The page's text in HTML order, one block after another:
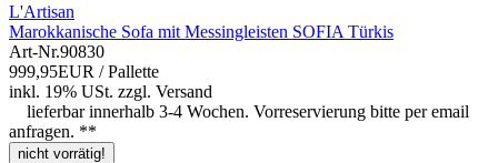
L'Artisan
Marokkanische Sofa mit Messingleisten SOFIA Türkis
Art-Nr.90830
999,95EUR / Pallette
inkl. 19% USt. zzgl. Versand
lieferbar innerhalb 3-4 Wochen. Vorreservierung bitte per email
anfragen. **
nicht vorrätig!